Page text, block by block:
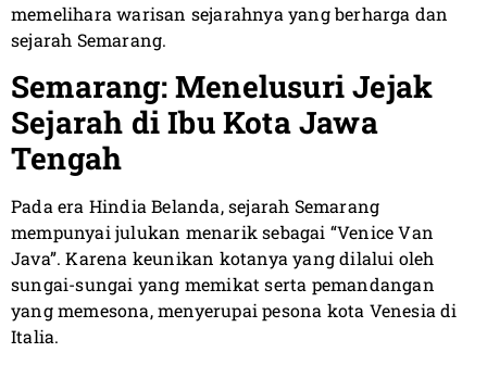
memelihara warisan sejarahnya yang berharga dan
sejarah Semarang.
Semarang: Menelusuri Jejak
Sejarah di Ibu Kota Jawa
Tengah
Pada era Hindia Belanda, sejarah Semarang
mempunyai julukan menarik sebagai “Venice Van
Java”. Karena keunikan kotanya yang dilalui oleh
sungai-sungai yang memikat serta pemandangan
yang memesona, menyerupai pesona kota Venesia di
Italia.